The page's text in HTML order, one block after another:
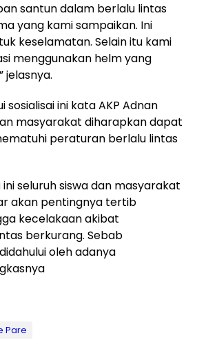
santun dalam berlalu lintas
yang kami sampaikan. Ini
keselamatan. Selain itu kami
menggunakan helm yang
jelasnya.
sosialisai ini kata AKP Adnan
masyarakat diharapkan dapat
peraturan berlalu lintas
ini seluruh siswa dan masyarakat
akan pentingnya tertib
kecelakaan akibat
berkurang. Sebab
oleh adanya
Pare